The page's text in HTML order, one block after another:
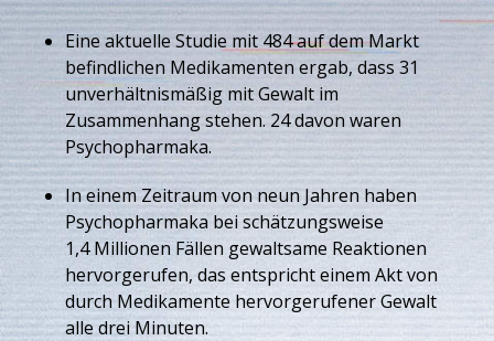
Eine aktuelle Studie mit 484 auf dem Markt
befindlichen Medikamenten ergab, dass 31
unverhältnismäßig mit Gewalt im
Zusammenhang stehen. 24 davon waren
Psychopharmaka.
In einem Zeitraum von neun Jahren haben
Psychopharmaka bei schätzungsweise
1,4 Millionen Fällen gewaltsame Reaktionen
hervorgerufen, das entspricht einem Akt von
durch Medikamente hervorgerufener Gewalt
alle drei Minuten.